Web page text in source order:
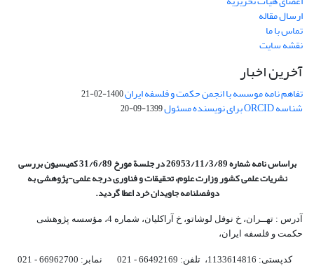
ارسال مقاله
تماس با ما
نقشه سایت
آخرین اخبار
تفاهم نامه موسسه با انجمن حکمت و فلسفه ایران1400-02-21
شناسه ORCID برای نویسنده مسئول 1399-09-20
براساس نامه شماره 26953/11/3/89 در جلسة مورخ 31/6/89 کمیسیون
بررسی
نشریات علمی کشور وزارت علوم، تحقیقات و فناوری درجه علمی‌-پژوهشیبه
دوفصلنامه جاویدان خرد اعطا گردید.
آدرس : تهــران، خ نوفل لوشاتو، خ آراکلیان، شماره 4،‌ مؤسسه پژوهشی
حکمت و فلسفه ایران،‌
کدپستی: 1133614816، تلفن: 66492169 - 021 نمابر: 66962700 - 021